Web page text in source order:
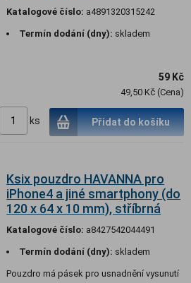
Katalogové číslo: a4891320315242
Termín dodání (dny): skladem
59 Kč
49,50 Kč (Cena)
ks Přidat do košíku
Ksix pouzdro HAVANNA pro
iPhone4 a jiné smartphony (do
120 x 64 x 10 mm), stříbrná
Katalogové číslo: a8427542044491
Termín dodání (dny): skladem
Pouzdro má pásek pro usnadnění vysunutí